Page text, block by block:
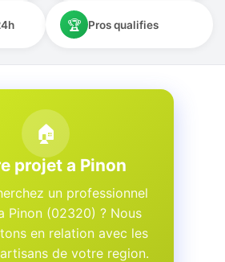
🏆 Pros qualifies
🏠
projet a Pinon
un professionnel
Pinon (02320) ? Nous
en relation avec les
de votre region.